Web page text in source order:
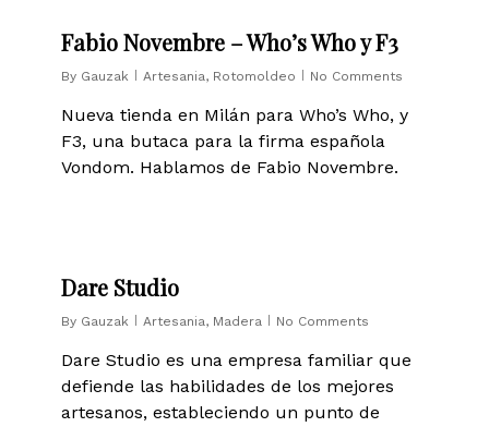
Fabio Novembre – Who’s Who y F3
By Gauzak Artesania, Rotomoldeo No Comments
Nueva tienda en Milán para Who’s Who, y
F3, una butaca para la firma española
Vondom. Hablamos de Fabio Novembre.
Dare Studio
By Gauzak Artesania, Madera No Comments
Dare Studio es una empresa familiar que
defiende las habilidades de los mejores
artesanos, estableciendo un punto de